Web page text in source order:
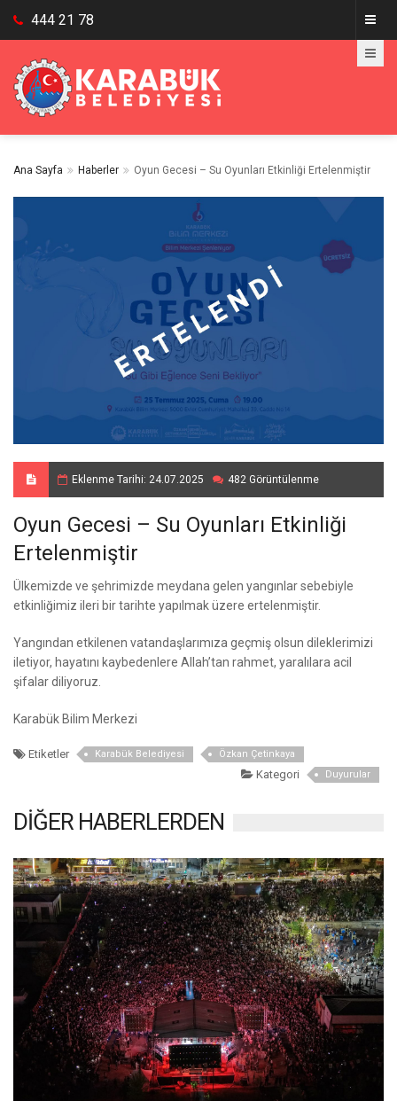
444 21 78
Ana Sayfa Haberler Oyun Gecesi – Su Oyunları Etkinliği Ertelenmiştir
Eklenme Tarihi: 24.07.2025 482 Görüntülenme
Oyun Gecesi – Su Oyunları Etkinliği
Ertelenmiştir
Ülkemizde ve şehrimizde meydana gelen yangınlar sebebiyle
etkinliğimiz ileri bir tarihte yapılmak üzere ertelenmiştir.
Yangından etkilenen vatandaşlarımıza geçmiş olsun dileklerimizi
iletiyor, hayatını kaybedenlere Allah’tan rahmet, yaralılara acil
şifalar diliyoruz.
Karabük Bilim Merkezi
Etiketler Karabük Belediyesi Özkan Çetinkaya
Kategori Duyurular
DİĞER HABERLERDEN